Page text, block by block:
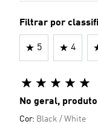
Filtrar por
5 4
No geral,
Cor: Black / White